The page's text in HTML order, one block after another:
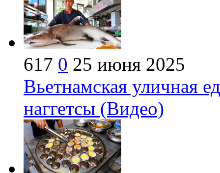
617 0 25 июня 2025
Вьетнамская уличная
наггетсы (Видео)